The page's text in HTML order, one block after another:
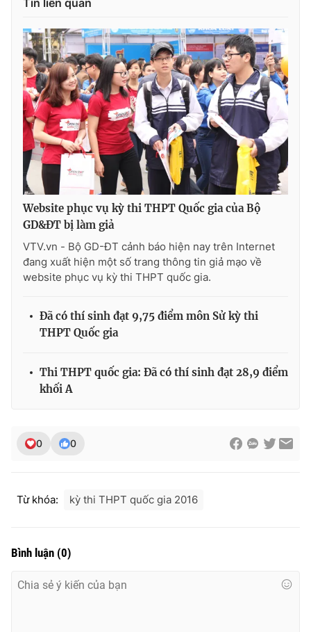
Tin liên quan
Website phục vụ kỳ thi THPT Quốc gia của Bộ
GD&ĐT bị làm giả
VTV.vn - Bộ GD-ĐT cảnh báo hiện nay trên Internet
đang xuất hiện một số trang thông tin giả mạo về
website phục vụ kỳ thi THPT quốc gia.
Đã có thí sinh đạt 9,75 điểm môn Sử kỳ thi
THPT Quốc gia
Thi THPT quốc gia: Đã có thí sinh đạt 28,9 điểm
khối A
0 0
Từ khóa: kỳ thi THPT quốc gia 2016
Bình luận (0)